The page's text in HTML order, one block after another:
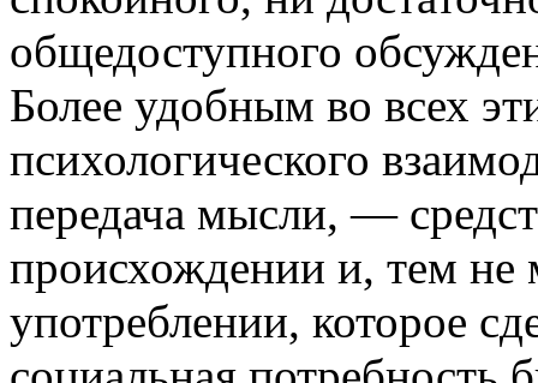
общедоступного
Более удобным во всех
психологического
передача мысли, —
происхождении и, тем не
употреблении, которое